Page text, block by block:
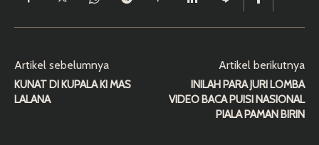
Artikel sebelumnya
KUNAT DI KUPALA KI MAS
LALANA
Artikel berikutnya
INILAH PARA JURI LOMBA
VIDEO BACA PUISI NASIONAL
PIALA PAMAN BIRIN